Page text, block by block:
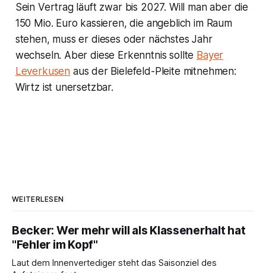
Sein Vertrag läuft zwar bis 2027. Will man aber die
150 Mio. Euro kassieren, die angeblich im Raum
stehen, muss er dieses oder nächstes Jahr
wechseln. Aber diese Erkenntnis sollte Bayer
Leverkusen aus der Bielefeld-Pleite mitnehmen:
Wirtz ist unersetzbar.
WEITERLESEN
Becker: Wer mehr will als Klassenerhalt hat
"Fehler im Kopf"
Laut dem Innenvertediger steht das Saisonziel des